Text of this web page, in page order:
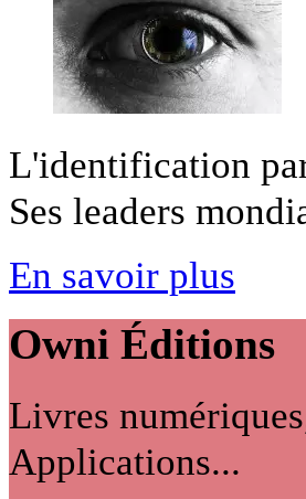
L'identification
Ses leaders
En savoir plus
Owni Éditions
Livres
Applications...